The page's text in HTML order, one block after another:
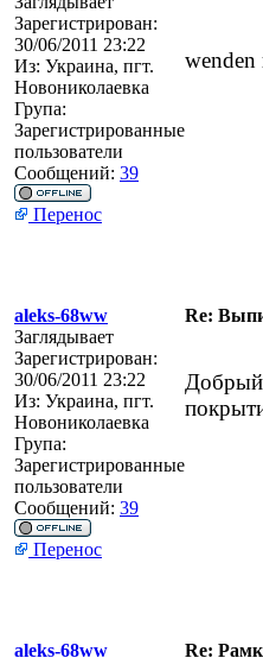
Зарегистрирован:
30/06/2011 23:22
Из: Украина, пгт.
Новониколаевка
Група:
Зарегистрированные
пользователи
Сообщений: 39
Перенос
aleks-68ww
Re:
Заглядывает
Зарегистрирован:
30/06/2011 23:22
Из: Украина, пгт.
Новониколаевка
Група:
Зарегистрированные
пользователи
Сообщений: 39
Добрый
Перенос
aleks-68ww Re: